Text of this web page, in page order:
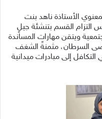
الأستاذة ناهد بنت
التزام القسم بتنشئة جيلٍ
ويتقن مهارات المساندة
السرطان، مثمنةً الشغف
إلى مبادرات ميدانية